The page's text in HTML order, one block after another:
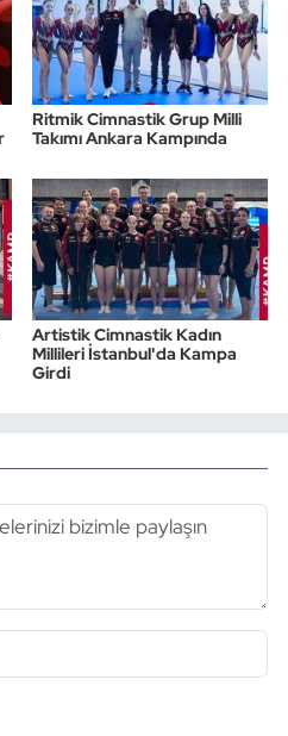
Ritmik Cimnastik Grup Milli
Takımı Ankara Kampında
Artistik Cimnastik Kadın
Millileri İstanbul'da Kampa
Girdi